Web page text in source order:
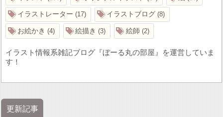
イラストレーター 17 イラストブログ 8
お絵かき 4 絵描き 3 絵師 2
イラスト情報系雑記ブログ『ぼーる丸の部屋』を運営していま
す！
更新記事